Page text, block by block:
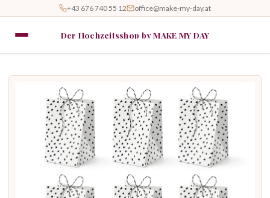
+43 676 740 55 12 office@make-my-day.at
Der Hochzeitsshop by MAKE MY DAY